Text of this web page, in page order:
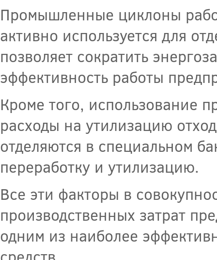
Промышленные циклоны
активно используется для
позволяет сократить
эффективность работы
Кроме того, использование
расходы на утилизацию
отделяются в специальном
переработку и утилизацию.
Все эти факторы в
производственных затрат
одним из наиболее